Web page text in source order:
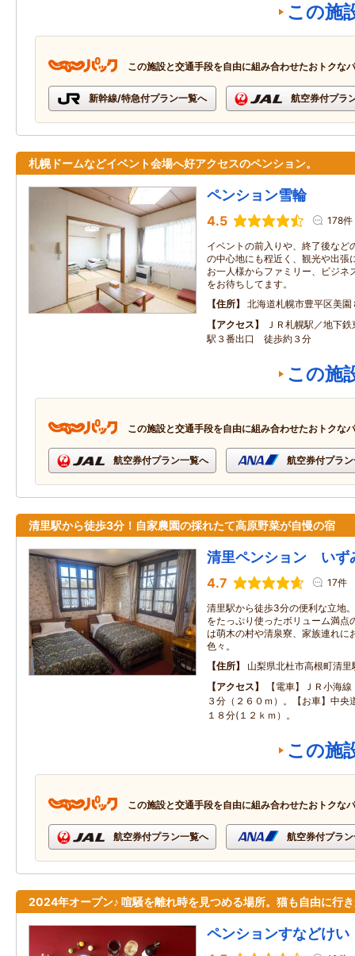
この施
この施設と交通手段を自由に組み合わせたおトクな
新幹線/特急付プラン一覧へ 航空券付プラ
札幌ドームなどイベント会場へ好アクセスのペンション。
ペンション雪輪
4.5 178件
イベントの前入りや、終了後など
の中心地にも程近く、観光や出張
お一人様からファミリー、ビジネ
をお待ちしてます。
住所
北海道札幌市豊平区美園
アクセス
ＪＲ札幌駅／地下
駅３番出口 徒歩約３分
この施
この施設と交通手段を自由に組み合わせたおトクな
航空券付プラン一覧へ 航空券付プラ
清里駅から徒歩3分！自家農園の採れたて高原野菜が自慢の宿
清里ペンション いず
4.7 17件
清里駅から徒歩3分の便利な立地
をたっぷり使ったボリューム満点
は萌木の村や清泉寮、家族連れに
色々。
住所
山梨県北杜市高根町清
アクセス
【電車】ＪＲ小海
３分（２６０ｍ）。【お車】中央
１８分(１２ｋｍ）。
この施
この施設と交通手段を自由に組み合わせたおトクな
航空券付プラン一覧へ 航空券付プラ
2024年オープン♪ 喧騒を離れ時を見つめる場所。猫も自由に行
ペンションすなどけい